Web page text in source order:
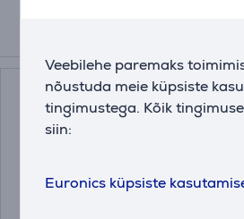
Veebilehe paremaks
nõustuda meie küpsiste
tingimustega. Kõik
siin:
Euronics küpsiste